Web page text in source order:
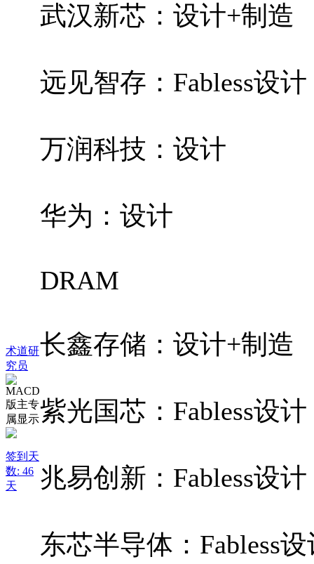
术道研
究员
签到天
数: 46
天
武汉新芯：设计+制造
远见智存：Fabless设计
万润科技：设计
华为：设计
DRAM
长鑫存储：设计+制造
紫光国芯：Fabless设计
兆易创新：Fabless设计
东芯半导体：Fabless